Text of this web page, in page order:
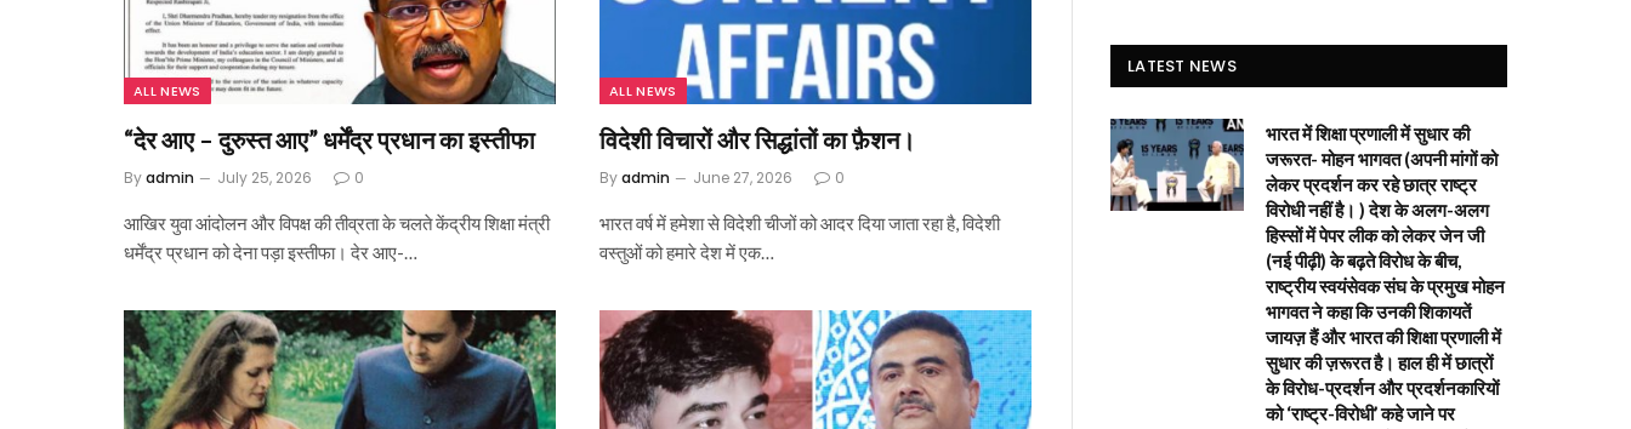
ALL NEWS
“देर आए – दुरुस्त आए” धर्मेंद्र प्रधान का इस्तीफा
Byadmin July 25, 2026 0
आखिर युवा आंदोलन और विपक्ष की तीव्रता के चलते केंद्रीय शिक्षा मंत्री
धर्मेंद्र प्रधान को देना पड़ा इस्तीफा। देर आए-…
ALL NEWS
विदेशी विचारों और सिद्धांतों का फ़ैशन।
Byadmin June 27, 2026 0
भारत वर्ष में हमेशा से विदेशी चीजों को आदर दिया जाता रहा है, विदेशी
वस्तुओं को हमारे देश में एक…
LATEST NEWS
भारत में शिक्षा प्रणाली में सुधार की
जरूरत- मोहन भागवत (अपनी मांगों को
लेकर प्रदर्शन कर रहे छात्र राष्ट्र
विरोधी नहीं है। ) देश के अलग-अलग
हिस्सों में पेपर लीक को लेकर जेन जी
(नई पीढ़ी) के बढ़ते विरोध के बीच,
राष्ट्रीय स्वयंसेवक संघ के प्रमुख मोहन
भागवत ने कहा कि उनकी शिकायतें
जायज़ हैं और भारत की शिक्षा प्रणाली में
सुधार की ज़रूरत है। हाल ही में छात्रों
के विरोध-प्रदर्शन और प्रदर्शनकारियों
को ‘राष्ट्र-विरोधी’ कहे जाने पर